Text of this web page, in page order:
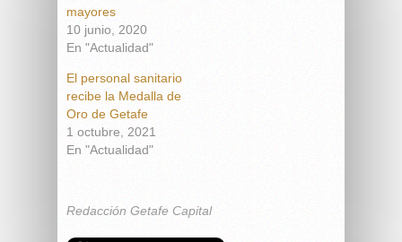
mayores
10 junio, 2020
En "Actualidad"
El personal sanitario
recibe la Medalla de
Oro de Getafe
1 octubre, 2021
En "Actualidad"
Redacción Getafe Capital